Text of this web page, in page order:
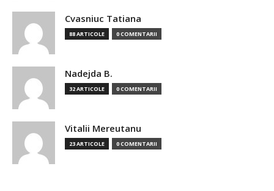
Cvasniuc Tatiana
88 ARTICOLE 0 COMENTARII
Nadejda B.
32 ARTICOLE 0 COMENTARII
Vitalii Mereutanu
23 ARTICOLE 0 COMENTARII